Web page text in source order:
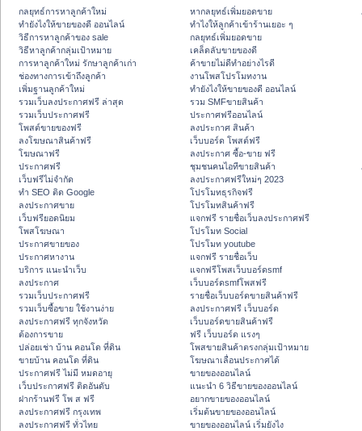
กลยุทธ์การหาลูกค้าใหม่
ทํายังไงให้ขายของดี ออนไลน์
วิธีการหาลูกค้าของ sale
วิธีหาลูกค้ากลุ่มเป้าหมาย
การหาลูกค้าใหม่ รักษาลูกค้าเก่า
ช่องทางการเข้าถึงลูกค้า
เพิ่มฐานลูกค้าใหม่
รวมเว็บลงประกาศฟรี ล่าสุด
รวมเว็บประกาศฟรี
โพสต์ขายของฟรี
ลงโฆษณาสินค้าฟรี
โฆษณาฟรี
ประกาศฟรี
เว็บฟรีไม่จำกัด
ทำ SEO ติด Google
ลงประกาศขาย
เว็บฟรียอดนิยม
โพสโฆษณา
ประกาศขายของ
ประกาศหางาน
บริการ แนะนำเว็บ
ลงประกาศ
รวมเว็บประกาศฟรี
รวมเว็บซื้อขาย ใช้งานง่าย
ลงประกาศฟรี ทุกจังหวัด
ต้องการขาย
ปล่อยเช่า บ้าน คอนโด ที่ดิน
ขายบ้าน คอนโด ที่ดิน
ประกาศฟรี ไม่มี หมดอายุ
เว็บประกาศฟรี ติดอันดับ
ฝากร้านฟรี โพ ส ฟรี
ลงประกาศฟรี กรุงเทพ
ลงประกาศฟรี ทั่วไทย
หากลยุทธ์เพิ่มยอดขาย
ทําไงให้ลูกค้าเข้าร้านเยอะ ๆ
กลยุทธ์เพิ่มยอดขาย
เคล็ดลับขายของดี
ค้าขายไม่ดีทำอย่างไรดี
งานโพสโปรโมทงาน
ทํายังไงให้ขายของดี ออนไลน์
รวม SMFขายสินค้า
ประกาศฟรีออนไลน์
ลงประกาศ สินค้า
เว็บบอร์ด โพสต์ฟรี
ลงประกาศ ซื้อ-ขาย ฟรี
ชุมชนคนไอทีขายสินค้า
ลงประกาศฟรีใหม่ๆ 2023
โปรโมทธุรกิจฟรี
โปรโมทสินค้าฟรี
แจกฟรี รายชื่อเว็บลงประกาศฟรี
โปรโมท Social
โปรโมท youtube
แจกฟรี รายชื่อเว็บ
แจกฟรีโพสเว็บบอร์ดsmf
เว็บบอร์ดsmfโพสฟรี
รายชื่อเว็บบอร์ดขายสินค้าฟรี
ลงประกาศฟรี เว็บบอร์ด
เว็บบอร์ดขายสินค้าฟรี
ฟรี เว็บบอร์ด แรงๆ
โพสขายสินค้าตรงกลุ่มเป้าหมาย
โฆษณาเลื่อนประกาศได้
ขายของออนไลน์
แนะนำ 6 วิธีขายของออนไลน์
อยากขายของออนไลน์
เริ่มต้นขายของออนไลน์
ขายของออนไลน์ เริ่มยังไง